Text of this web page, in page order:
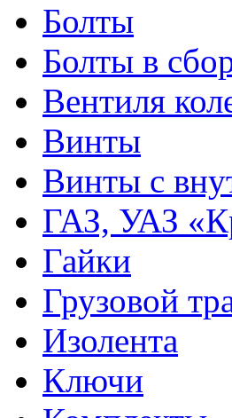
Болты
Болты в
Вентиля
Винты
Винты с
ГАЗ, УАЗ
Гайки
Грузовой
Изолента
Ключи